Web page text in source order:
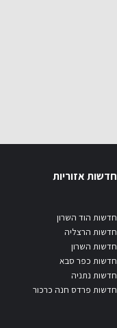
חדשות אזוריות
חדשות הוד השרון
חדשות הרצליה
חדשות השרון
חדשות כפר סבא
חדשות נתניה
חדשות פרדס חנה כרכור